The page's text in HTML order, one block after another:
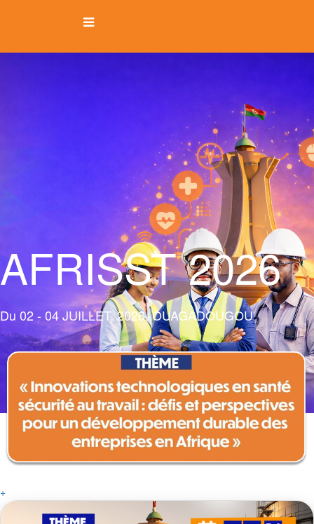
AFRISST 2026
Du 02 - 04 JUILLET, 2026, OUAGADOUGOU
+